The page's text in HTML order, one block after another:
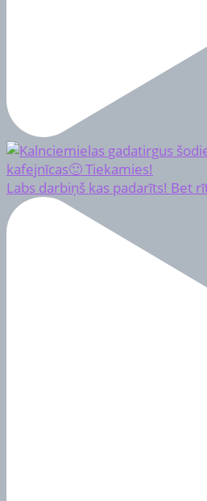
Labs darbiņš kas padarīts! Bet